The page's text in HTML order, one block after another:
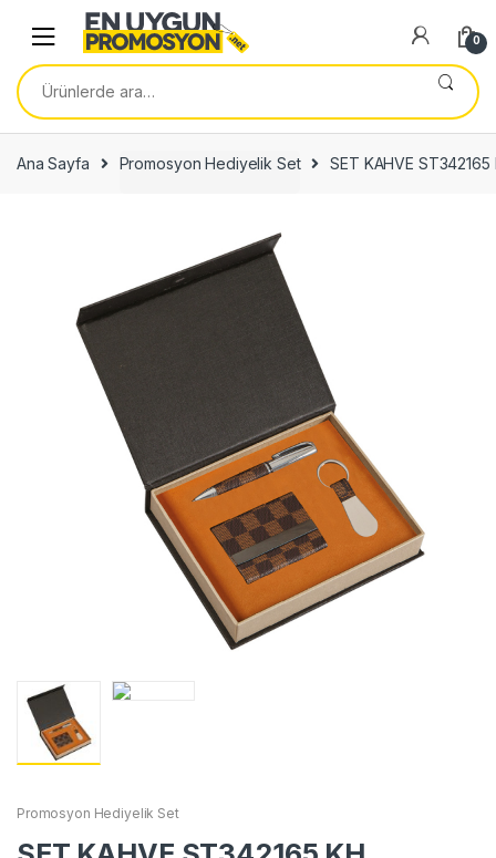
navigation
content
0
Ara:
Ana Sayfa Promosyon Hediyelik Set SET KAHVE ST342165
Promosyon Hediyelik Set